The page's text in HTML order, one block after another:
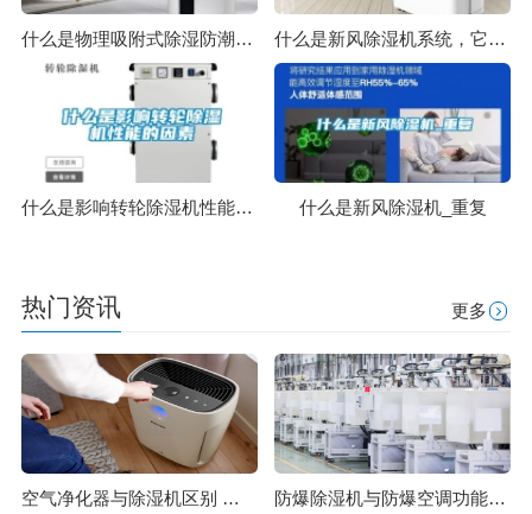
什么是物理吸附式除湿防潮柜？ 什么是新风除湿机系统，它为什么是别墅豪宅的必备神器？
什么是影响转轮除湿机性能的因素 什么是新风除湿机_重复
热门资讯 更多
空气净化器与除湿机区别 除湿原理一样吗 防爆除湿机与防爆空调功能上有哪些区别 除湿机制造标准